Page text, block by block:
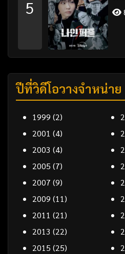
5
ปีที่วิดีโอวางจำหน่าย
1999 (2)
2001 (4)
2003 (4)
2005 (7)
2007 (9)
2009 (11)
2011 (21)
2013 (22)
2015 (25)